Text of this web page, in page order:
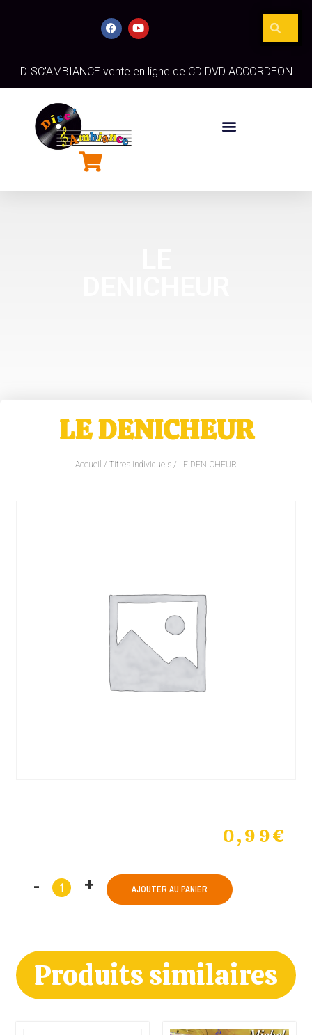
DISC'AMBIANCE vente en ligne de CD DVD ACCORDEON
LE DENICHEUR
Accueil / Titres individuels / LE DENICHEUR
0,99€
AJOUTER AU PANIER
Produits similaires